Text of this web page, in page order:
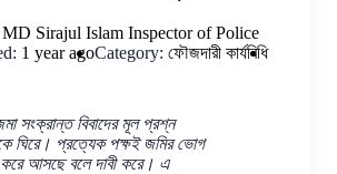
MD Sirajul Islam Inspector of Police
1 year agoCategory: ফৌজদারী কার্যবিধি
সংক্রান্ত বিবাদের মূল প্রশ্ন
ঘিরে। প্রত্যেক পক্ষই জমির ভোগ
আসছে বলে দাবী করে। এ